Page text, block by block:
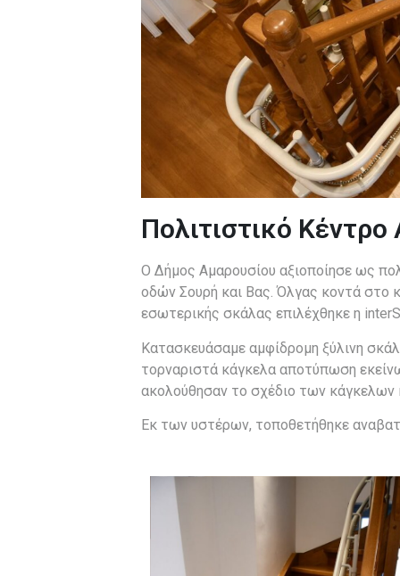
Πολιτιστικό
Ο Δήμος Αμαρουσίου αξιοποίησε ως
οδών Σουρή και Βας. Όλγας κοντά στο
εσωτερικής σκάλας επιλέχθηκε η
Κατασκευάσαμε αμφίδρομη ξύλινη
τορναριστά κάγκελα αποτύπωση
ακολούθησαν το σχέδιο των κάγκελων
Εκ των υστέρων, τοποθετήθηκε